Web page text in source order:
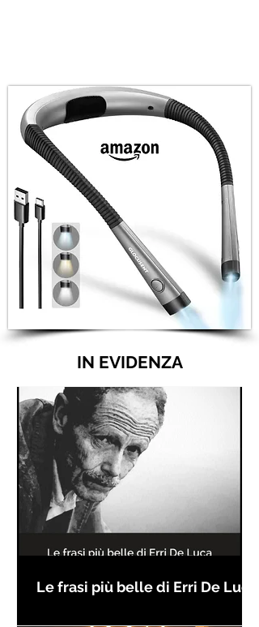
IN EVIDENZA
Le frasi più belle di Erri De Luca